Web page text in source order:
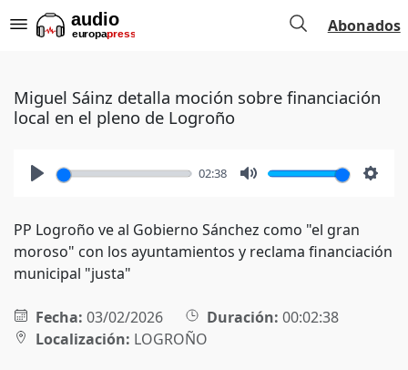
Abonados
Miguel Sáinz detalla moción sobre financiación
local en el pleno de Logroño
02:38
PP Logroño ve al Gobierno Sánchez como "el gran
moroso" con los ayuntamientos y reclama financiación
municipal "justa"
Fecha: 03/02/2026 Duración: 00:02:38
Localización: LOGROÑO